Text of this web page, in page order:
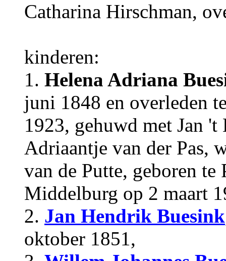
Catharina Hirschman,
kinderen:
1. Helena Adriana
juni 1848 en overleden
1923, gehuwd met Jan
Adriaantje van der Pas,
van de Putte, geboren te
Middelburg op 2 maart
2. Jan Hendrik Buesink
oktober 1851,